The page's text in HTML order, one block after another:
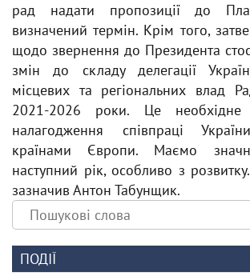
рад надати пропозиції до
визначений термін. Крім того,
щодо звернення до Президента
змін до складу делегації
місцевих та регіональних влад
2021-2026 роки. Це
налагодження співпраці
країнами Європи. Маємо
наступний рік, особливо з
зазначив Антон Табунщик.
ПОДІЇ